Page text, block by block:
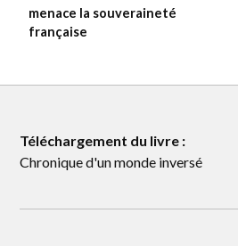
menace la souveraineté
française
Téléchargement du livre :
Chronique d'un monde inversé